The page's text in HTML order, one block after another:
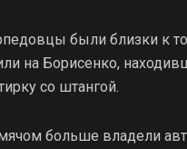
были близки к
на Борисенко,
со штангой.
больше владели